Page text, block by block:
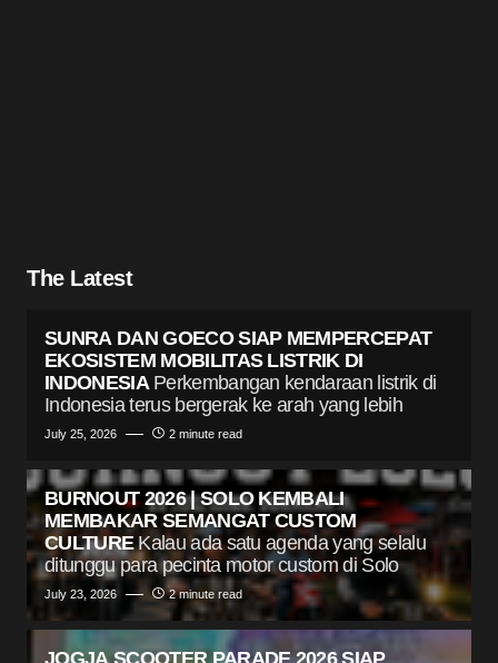
The Latest
SUNRA DAN GOECO SIAP MEMPERCEPAT
EKOSISTEM MOBILITAS LISTRIK DI
INDONESIA Perkembangan kendaraan listrik di
Indonesia terus bergerak ke arah yang lebih
July 25, 2026 2 minute read
BURNOUT 2026 | SOLO KEMBALI
MEMBAKAR SEMANGAT CUSTOM
CULTURE Kalau ada satu agenda yang selalu
ditunggu para pecinta motor custom di Solo
July 23, 2026 2 minute read